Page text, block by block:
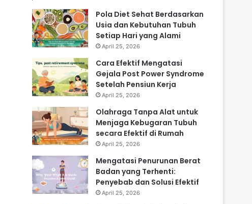
Pola Diet Sehat Berdasarkan
Usia dan Kebutuhan Tubuh
Setiap Hari yang Alami
April 25, 2026
Cara Efektif Mengatasi
Gejala Post Power Syndrome
Setelah Pensiun Kerja
April 25, 2026
Olahraga Tanpa Alat untuk
Menjaga Kebugaran Tubuh
secara Efektif di Rumah
April 25, 2026
Mengatasi Penurunan Berat
Badan yang Terhenti:
Penyebab dan Solusi Efektif
April 25, 2026